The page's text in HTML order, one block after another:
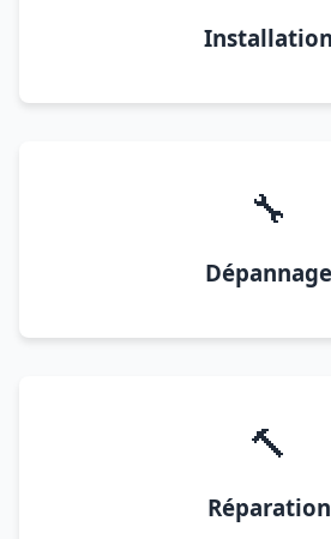
Installation
🔧
Dépannage
🔨
Réparation